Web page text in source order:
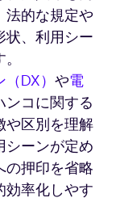
法的な規定や
状、利用シー
DX） や電
コに関する
や区別を理解
シーンが定め
の押印を省略
効率化しやす